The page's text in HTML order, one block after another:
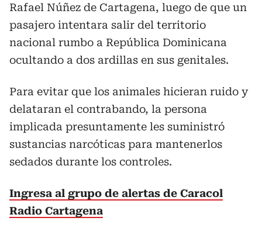
Rafael Núñez de Cartagena, luego de que un
pasajero intentara salir del territorio
nacional rumbo a República Dominicana
ocultando a dos ardillas en sus genitales.
Para evitar que los animales hicieran ruido y
delataran el contrabando, la persona
implicada presuntamente les suministró
sustancias narcóticas para mantenerlos
sedados durante los controles.
Ingresa al grupo de alertas de Caracol
Radio Cartagena